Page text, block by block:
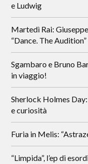
e Ludwig
Martedì Rai:
“Dance. The Audition”
Sgambaro e Bruno
in viaggio!
Sherlock Holmes
e curiosità
Furia in Melis:
“Limpida”, l’ep di